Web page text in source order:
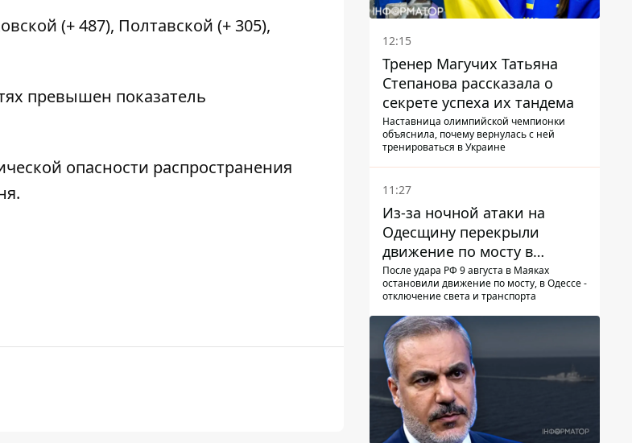
(+ 487), Полтавской (+ 305),
превышен показатель
опасности распространения
12:15
Тренер Магучих Татьяна
Степанова рассказала о
секрете успеха их тандема
Наставница олимпийской чемпионки
объяснила, почему вернулась с ней
тренироваться в Украине
11:27
Из-за ночной атаки на
Одесщину перекрыли
движение по мосту в
Маяках - подробности от
ГНСУ
После удара РФ 9 августа в Маяках
остановили движение по мосту, в Одессе -
отключение света и транспорта